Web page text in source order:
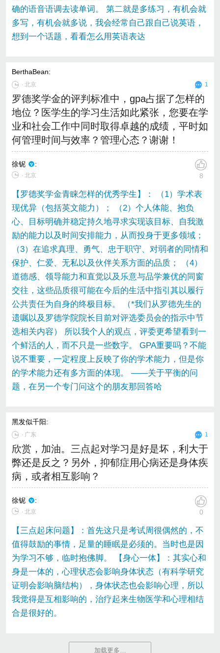
确的语音语调去读单词。 第二就是多练习，有机会就
多写，有机会就多说，我会经常自己跟自己说英语，
想到一个话题，看看怎么用英语表达
BerthaBean:
∙北京 1
罗德奖学金的评判标准中，gpa占据了怎样的
地位？医学生的学习生活如此紧张，您要在学
业和社会工作中同时取得卓越的成绩，平时如
何管理时间与效率？管理心态？谢谢！
徐铌 :
∙ 北京 8
【罗德奖学金青睐怎样的优秀学生】： （1）学术表
现优异（包括英文能力）； （2）个人体能、抱负
心、目标明确并稳定持久地寻求实现该目标、自我激
励的能力以及时间安排能力，从而投身于更多领域；
（3）在追求真理、勇气、忠于职守、对弱者的同情和
保护、仁爱、无私以及伙伴关系方面的品质； （4）
道德感、领导能力和直觉以及乐意与品学兼优的同窗
交往，这些品质很可能在今后的生活中指引其以履行
公共责任为自身的终极目标。 （*我们从罗德先生的
遗嘱以及罗德学院院长目前对评选委员会的指示中节
选相关内容） 所以我个人的观点，评委更希望看到一
个鲜活的人，而不只是一些数字。 GPA重要吗？不能
说不重要，一定程度上反映了你的学术能力，但是你
的学术能力还有多方面的体现。 ——关于平衡的问
题，在另一个专门问这个的朋友那回答哈
黑发似千阳:
∙ 广东 1
欣赏，加油。三点起对学习是好是坏，利大于
弊还是反之？另外，抑郁症用心病还是身体疾
病，或者相互影响？
徐铌 :
∙ 北京 0
【三点起床问题】：首先这只是考试周很偶然的，不
值得鼓励的事情，足量的睡眠是必须的。当时也是因
为学习不够，临时抱佛脚。 【身心一体】：其实心和
身是一体的，心理状态会影响身体状态（有科学研究
证明会影响脑结构），身体状态也会影响心理，所以
我觉得是互相影响的，治疗起来生物医学和心理相结
合是很好的。
加载更多…